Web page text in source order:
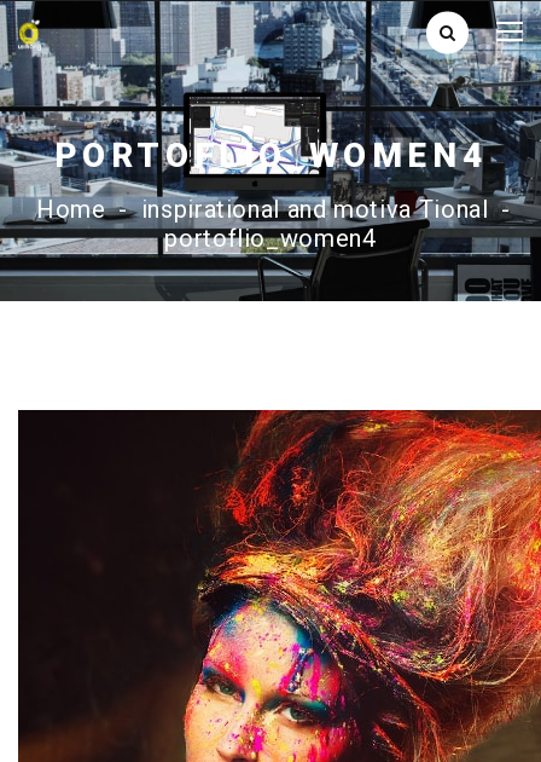
PORTOFLIO_WOMEN4
Home - inspirational and motiva Tional -
portoflio_women4